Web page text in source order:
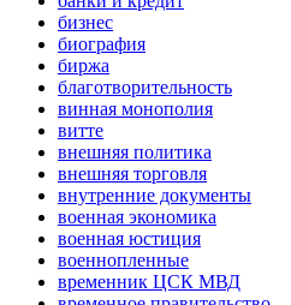
бизнес
биография
биржа
благотворительность
винная монополия
витте
внешняя политика
внешняя торговля
внутренние документы
военная экономика
военная юстиция
военнопленные
временник ЦСК МВД